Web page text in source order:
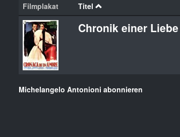
Filmplakat Titel
Chronik einer Liebe
Michelangelo Antonioni abonnieren